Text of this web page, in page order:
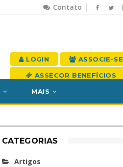
Contato
LOGIN ASSOCIE-SE
ASSECOR BENEFÍCIOS
MAIS
CATEGORIAS
Artigos